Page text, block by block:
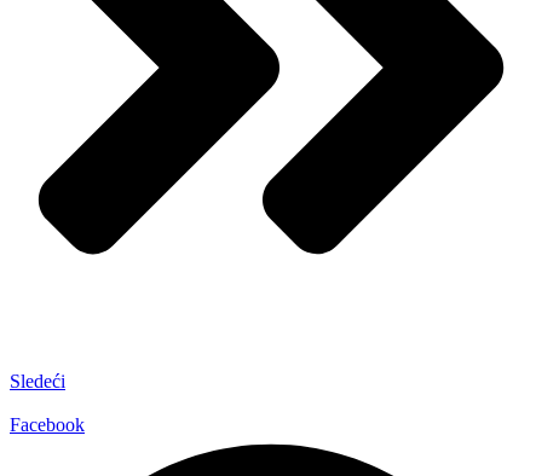
Sledeći
Facebook